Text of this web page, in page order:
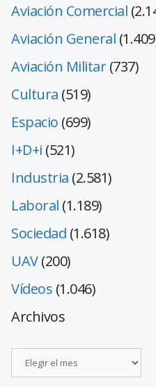
Aviación Comercial
Aviación General
Aviación Militar(737)
Cultura (519)
Espacio (699)
I+D+i (521)
Industria (2.581)
Laboral (1.189)
Sociedad (1.618)
UAV(200)
Vídeos (1.046)
Archivos